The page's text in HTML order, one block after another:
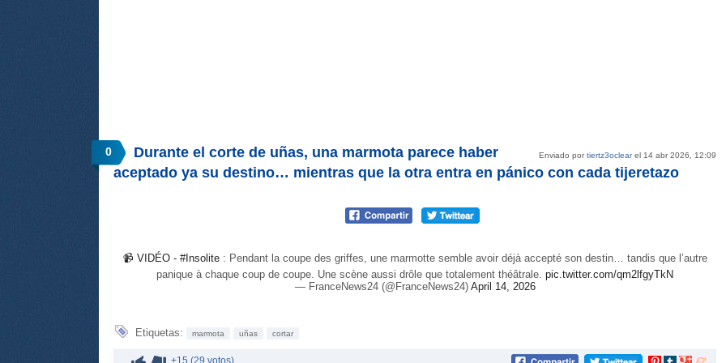
0 Enviado portiertz3oclearel 14 abr 2026, 12:09
Durante el corte de uñas, una marmota parece haber
aceptado ya su destino… mientras que la otra entra en pánico con cada tijeretazo
📹 VIDÉO - #Insolite: Pendant la coupe des griffes, une marmotte semble avoir déjà accepté son destin… tandis que l’autre
panique à chaque coup de coupe. Une scène aussi drôle que totalement théâtrale. pic.twitter.com/qm2lfgyTkN
— FranceNews24 (@FranceNews24) April 14, 2026
Etiquetas: marmota uñas cortar
+15 (29 votos)